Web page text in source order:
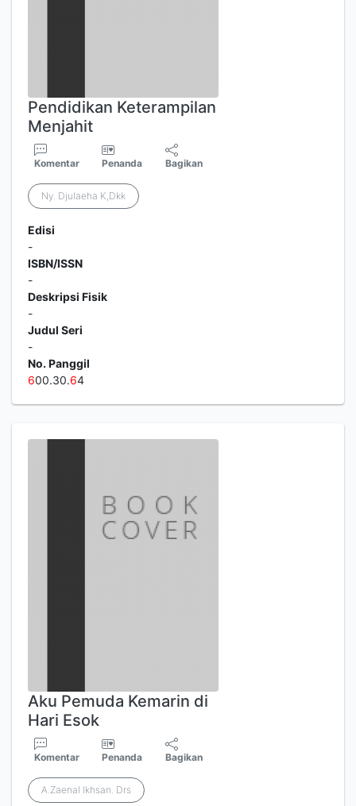
Pendidikan Keterampilan
Menjahit
Komentar Penanda Bagikan
Ny. Djulaeha K,Dkk
Edisi
-
ISBN/ISSN
-
Deskripsi Fisik
-
Judul Seri
-
No. Panggil
600.30.64
Aku Pemuda Kemarin di
Hari Esok
Komentar Penanda Bagikan
A.Zaenal Ikhsan. Drs